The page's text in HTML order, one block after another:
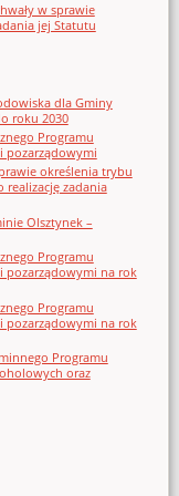
w sprawie
jej Statutu
dla Gminy
roku 2030
Programu
pozarządowymi
określenia trybu
realizację zadania
Olsztynek –
Programu
pozarządowymi na rok
Programu
pozarządowymi na rok
Programu
oraz